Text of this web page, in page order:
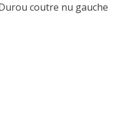
coutre nu gauche